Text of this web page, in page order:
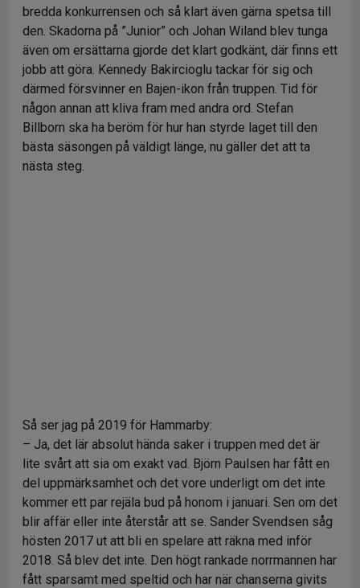
bredda konkurrensen och så klart även gärna spetsa till
den. Skadorna på ”Junior” och Johan Wiland blev tunga
även om ersättarna gjorde det klart godkänt, där finns ett
jobb att göra. Kennedy Bakircioglu tackar för sig och
därmed försvinner en Bajen-ikon från truppen. Tid för
någon annan att kliva fram med andra ord. Stefan
Billborn ska ha beröm för hur han styrde laget till den
bästa säsongen på väldigt länge, nu gäller det att ta
nästa steg.
Så ser jag på 2019 för Hammarby:
– Ja, det lär absolut hända saker i truppen med det är
lite svårt att sia om exakt vad. Björn Paulsen har fått en
del uppmärksamhet och det vore underligt om det inte
kommer ett par rejäla bud på honom i januari. Sen om det
blir affär eller inte återstår att se. Sander Svendsen såg
hösten 2017 ut att bli en spelare att räkna med inför
2018. Så blev det inte. Den högt rankade norrmannen har
fått sparsamt med speltid och har när chanserna givits